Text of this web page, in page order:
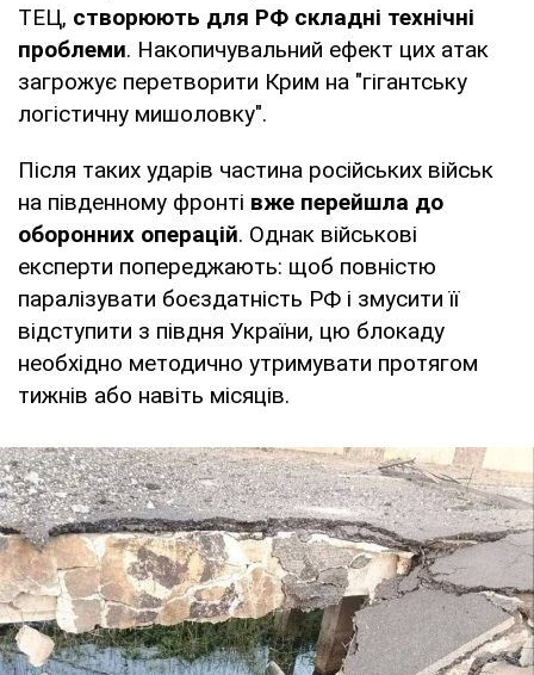
ТЕЦ, створюють для РФ складні технічні
проблеми. Накопичувальний ефект цих атак
загрожує перетворити Крим на "гігантську
логістичну мишоловку".
Після таких ударів частина російських військ
на південному фронті вже перейшла до
оборонних операцій. Однак військові
експерти попереджають: щоб повністю
паралізувати боєздатність РФ і змусити її
відступити з півдня України, цю блокаду
необхідно методично утримувати протягом
тижнів або навіть місяців.